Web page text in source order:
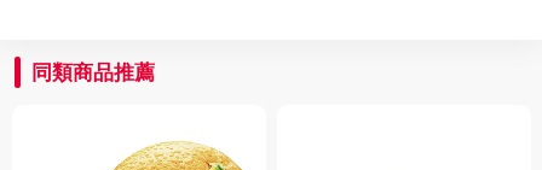
同類商品推薦